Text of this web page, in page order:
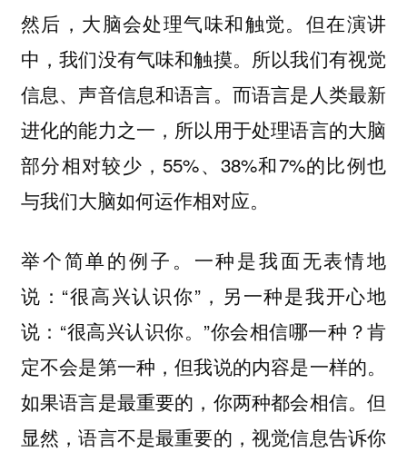
然后，大脑会处理气味和触觉。但在演讲
中，我们没有气味和触摸。所以我们有视觉
信息、声音信息和语言。而语言是人类最新
进化的能力之一，所以用于处理语言的大脑
部分相对较少，55%、38%和7%的比例也
与我们大脑如何运作相对应。
举个简单的例子。一种是我面无表情地
说：“很高兴认识你”，另一种是我开心地
说：“很高兴认识你。”你会相信哪一种？肯
定不会是第一种，但我说的内容是一样的。
如果语言是最重要的，你两种都会相信。但
显然，语言不是最重要的，视觉信息告诉你